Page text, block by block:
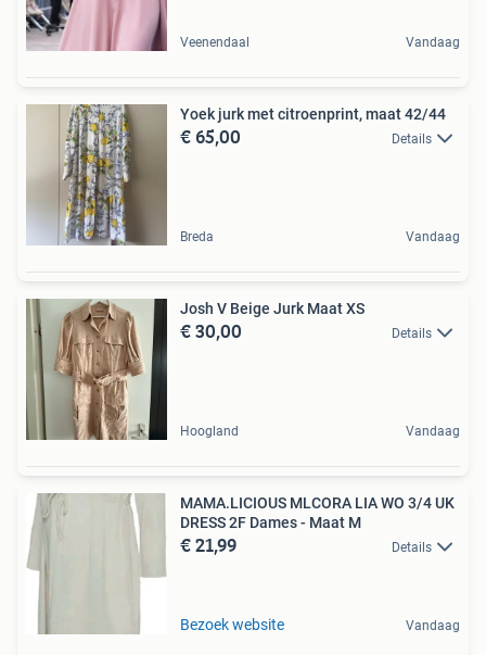
Veenendaal Vandaag
Yoek jurk met citroenprint, maat 42/44
€ 65,00 Details
Breda Vandaag
Josh V Beige Jurk Maat XS
€ 30,00 Details
Hoogland Vandaag
MAMA.LICIOUS MLCORA LIA WO 3/4 UK
DRESS 2F Dames - Maat M
€ 21,99 Details
Bezoek website Vandaag